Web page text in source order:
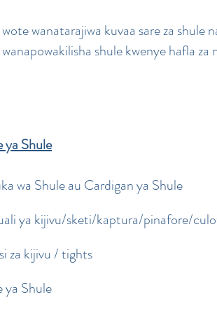
wanatarajiwa kuvaa sare za shule
wanapowakilisha shule kwenye hafla
ya Shule
wa Shule au Cardigan ya Shule
ya kijivu/sketi/kaptura/pinafore/
za kijivu / tights
ya Shule